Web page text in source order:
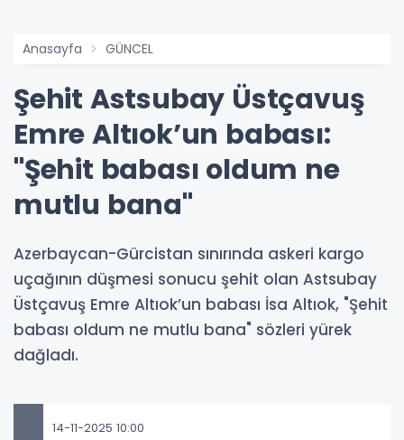
Anasayfa GÜNCEL
Şehit Astsubay Üstçavuş
Emre Altıok’un babası:
"Şehit babası oldum ne
mutlu bana"
Azerbaycan-Gürcistan sınırında askeri kargo
uçağının düşmesi sonucu şehit olan Astsubay
Üstçavuş Emre Altıok’un babası İsa Altıok, "Şehit
babası oldum ne mutlu bana" sözleri yürek
dağladı.
14-11-2025 10:00